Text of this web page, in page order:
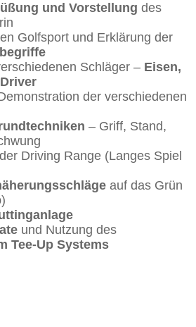
und Vorstellung des
Golfsport und Erklärung der
Schläger – Eisen,
der verschiedenen
– Griff, Stand,
Driving Range (Langes Spiel
auf das Grün
und Nutzung des
Tee-Up Systems